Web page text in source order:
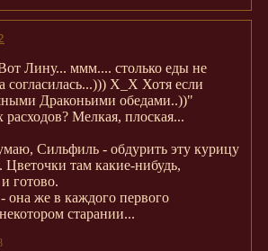
Лину... ммм.... столько еды не
согласилась...))) Х_Х Хотя если
Драконьими обедами..))"
расходов? Мелкая, плоская...
Сильфиль - обдурить эту курицу
Цветочки там какие-нибудь,
готово.
же в каждого первого
старании...